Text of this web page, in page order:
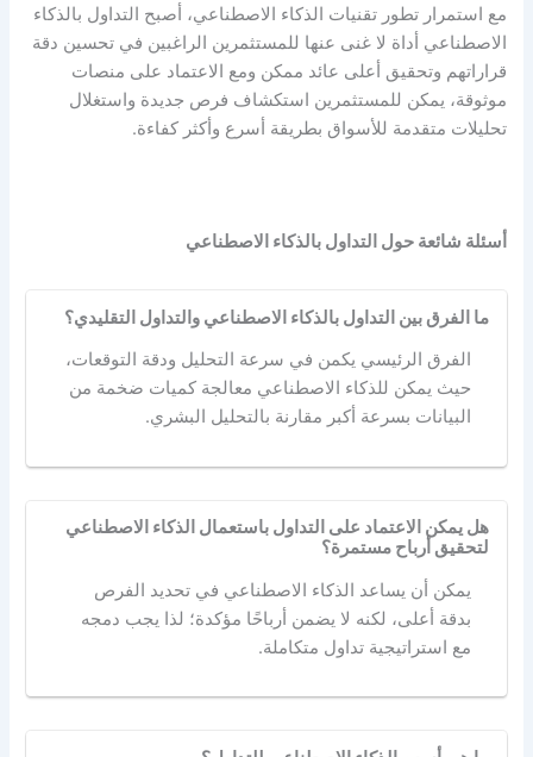
مع استمرار تطور تقنيات الذكاء الاصطناعي، أصبح التداول بالذكاء
الاصطناعي أداة لا غنى عنها للمستثمرين الراغبين في تحسين دقة
قراراتهم وتحقيق أعلى عائد ممكن ومع الاعتماد على منصات
موثوقة، يمكن للمستثمرين استكشاف فرص جديدة واستغلال
تحليلات متقدمة للأسواق بطريقة أسرع وأكثر كفاءة.
أسئلة شائعة حول التداول بالذكاء الاصطناعي
ما الفرق بين التداول بالذكاء الاصطناعي والتداول التقليدي؟
الفرق الرئيسي يكمن في سرعة التحليل ودقة التوقعات،
حيث يمكن للذكاء الاصطناعي معالجة كميات ضخمة من
البيانات بسرعة أكبر مقارنة بالتحليل البشري.
هل يمكن الاعتماد على التداول باستعمال الذكاء الاصطناعي
لتحقيق أرباح مستمرة؟
يمكن أن يساعد الذكاء الاصطناعي في تحديد الفرص
بدقة أعلى، لكنه لا يضمن أرباحًا مؤكدة؛ لذا يجب دمجه
مع استراتيجية تداول متكاملة.